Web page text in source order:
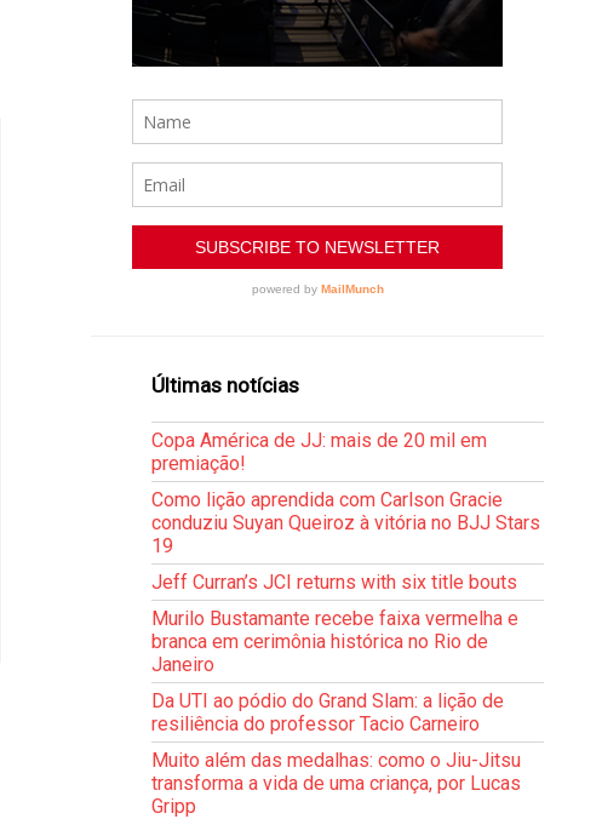
Últimas notícias
Copa América de JJ: mais de 20 mil em
premiação!
Como lição aprendida com Carlson Gracie
conduziu Suyan Queiroz à vitória no BJJ Stars
19
Jeff Curran’s JCI returns with six title bouts
Murilo Bustamante recebe faixa vermelha e
branca em cerimônia histórica no Rio de
Janeiro
Da UTI ao pódio do Grand Slam: a lição de
resiliência do professor Tacio Carneiro
Muito além das medalhas: como o Jiu-Jitsu
transforma a vida de uma criança, por Lucas
Gripp